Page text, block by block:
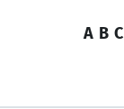
A B C